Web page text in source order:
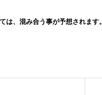
は、混み合う事が予想されま